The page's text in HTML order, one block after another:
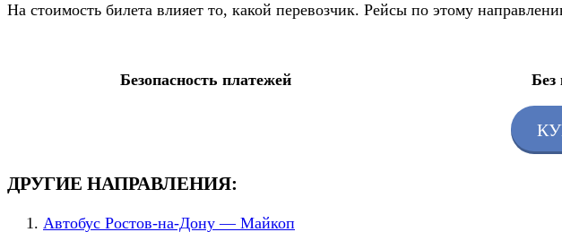
На стоимость билета влияет то, какой перевозчик. Рейсы по этому
Безопасность платежей Без
ДРУГИЕ НАПРАВЛЕНИЯ:
Автобус Ростов-на-Дону — Майкоп